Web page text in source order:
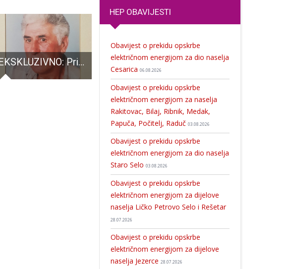
EKSKLUZIVNO: Priča o Juri Rajkoviću, jednom od najjačih ljudi na svijetu- ljudini iz Brinja koji je podizao konje,volove,aute… Prijavite svoje ekipe na atraktivni ljetni malonogometni turnir Gospić 2018.!!!
HEP OBAVIJESTI
Obavijest o prekidu opskrbe
električnom energijom za dio naselja
Cesarica 06.08.2026
Obavijest o prekidu opskrbe
električnom energijom za naselja
Rakitovac, Bilaj, Ribnik, Medak,
Papuča, Počitelj, Raduč 03.08.2026
Obavijest o prekidu opskrbe
električnom energijom za dio naselja
Staro Selo 03.08.2026
Obavijest o prekidu opskrbe
električnom energijom za dijelove
naselja Ličko Petrovo Selo i Rešetar
28.07.2026
Obavijest o prekidu opskrbe
električnom energijom za dijelove
naselja Jezerce 28.07.2026